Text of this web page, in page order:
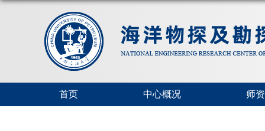
首页 中心概况 师